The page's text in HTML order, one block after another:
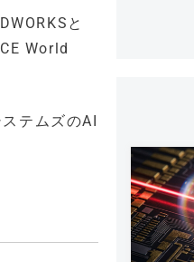
と
World
テムズのAI